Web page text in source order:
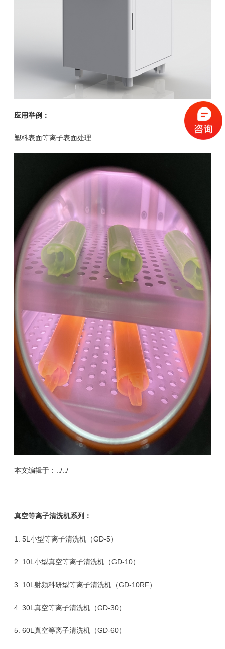
应用举例：
塑料表面等离子表面处理
本文编辑于：../../
真空等离子清洗机系列：
1. 5L小型等离子清洗机（GD-5）
2. 10L小型真空等离子清洗机（GD-10）
3. 10L射频科研型等离子清洗机（GD-10RF）
4. 30L真空等离子清洗机（GD-30）
5. 60L真空等离子清洗机（GD-60）